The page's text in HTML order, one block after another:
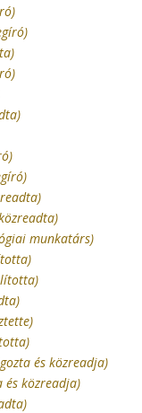
munkatárs)
és közreadja)
és közreadja)